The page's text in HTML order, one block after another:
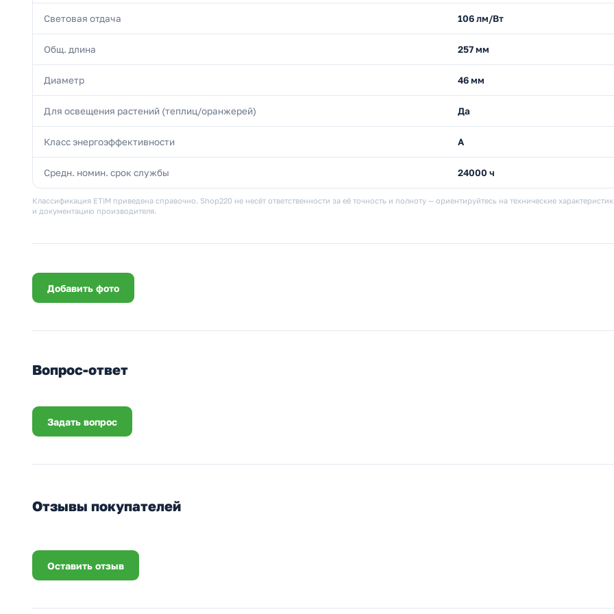
Световая отдача 106 лм/Вт
Общ. длина 257 мм
Диаметр 46 мм
Для освещения растений (теплиц/оранжерей) Да
Класс энергоэффективности A
Средн. номин. срок службы 24000 ч
Классификация ETIM приведена справочно. Shop220 не несёт ответственности за её точность и полноту — ориентируйтесь на технические
и документацию производителя.
Добавить фото
Вопрос-ответ
Задать вопрос
Отзывы покупателей
Оставить отзыв